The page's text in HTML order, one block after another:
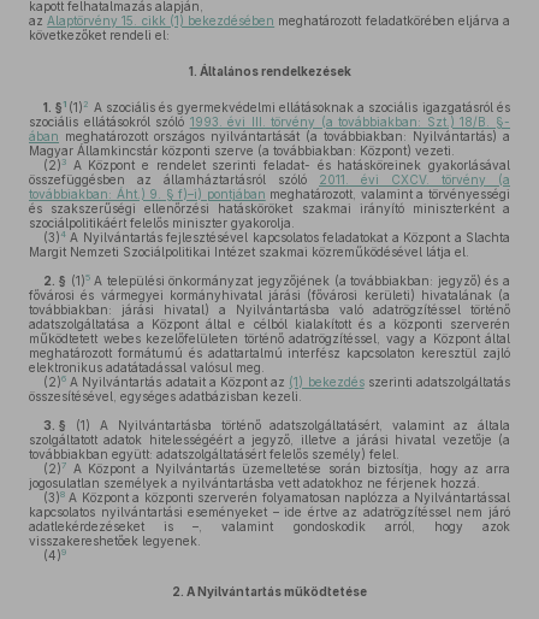
kapott felhatalmazás alapján,
az Alaptörvény 15. cikk (1) bekezdésében meghatározott feladatkörében eljárva a
következőket rendeli el:
1. Általános rendelkezések
1. § 1 (1) 2 A szociális és gyermekvédelmi ellátásoknak a szociális igazgatásról és
szociális ellátásokról szóló 1993. évi III. törvény (a továbbiakban: Szt.) 18/B. §-
ában meghatározott országos nyilvántartását (a továbbiakban: Nyilvántartás) a
Magyar Államkincstár központi szerve (a továbbiakban: Központ) vezeti.
(2) 3
A Központ e rendelet szerinti feladat- és hatásköreinek gyakorlásával
összefüggésben az államháztartásról szóló 2011. évi CXCV. törvény (a
továbbiakban: Áht.) 9. § f)–i) pontjában meghatározott, valamint a törvényességi
és szakszerűségi ellenőrzési hatásköröket szakmai irányító miniszterként a
szociálpolitikáért felelős miniszter gyakorolja.
(3)4 A Nyilvántartás fejlesztésével kapcsolatos feladatokat a Központ a Slachta
Margit Nemzeti Szociálpolitikai Intézet szakmai közreműködésével látja el.
2. § (1)5A települési önkormányzat jegyzőjének (a továbbiakban: jegyző) és a
fővárosi és vármegyei kormányhivatal járási (fővárosi kerületi) hivatalának (a
továbbiakban: járási hivatal) a Nyilvántartásba való adatrögzítéssel történő
adatszolgáltatása a Központ által e célból kialakított és a központi szerverén
működtetett webes kezelőfelületen történő adatrögzítéssel, vagy a Központ által
meghatározott formátumú és adattartalmú interfész kapcsolaton keresztül zajló
elektronikus adatátadással valósul meg.
(2)6 A Nyilvántartás adatait a Központ az (1) bekezdésszerinti adatszolgáltatás
összesítésével, egységes adatbázisban kezeli.
3. § (1) A Nyilvántartásba történő adatszolgáltatásért, valamint az általa
szolgáltatott adatok hitelességéért a jegyző, illetve a járási hivatal vezetője (a
továbbiakban együtt: adatszolgáltatásért felelős személy) felel.
(2)7
A Központ a Nyilvántartás üzemeltetése során biztosítja, hogy az arra
jogosulatlan személyek a nyilvántartásba vett adatokhoz ne férjenek hozzá.
(3)8 A Központ a központi szerverén folyamatosan naplózza a Nyilvántartással
kapcsolatos nyilvántartási eseményeket – ide értve az adatrögzítéssel nem járó
adatlekérdezéseket is –, valamint gondoskodik arról, hogy azok
visszakereshetőek legyenek.
(4)9
2. A Nyilvántartás működtetése